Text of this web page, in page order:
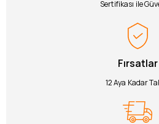
Sertifikası ile
Fırsatlar
12 Aya Kadar